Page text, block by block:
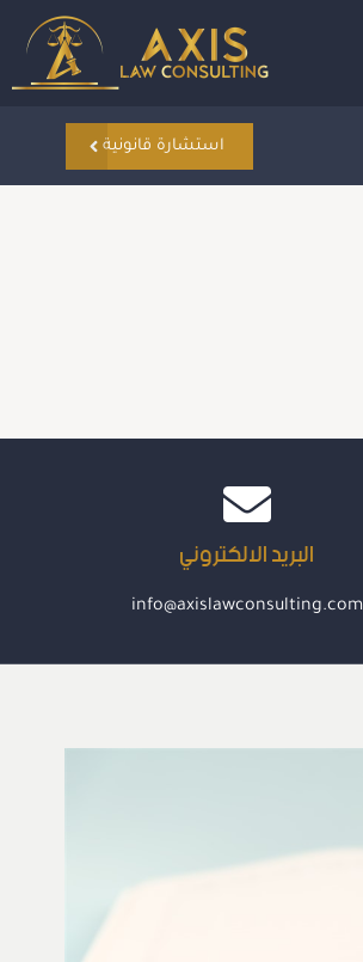
استشارة قانونية
البريد الالكتروني
info@axislawconsulting.com